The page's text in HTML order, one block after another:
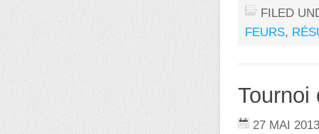
FILED
FEURS,
Tournoi
27 MAI 2013